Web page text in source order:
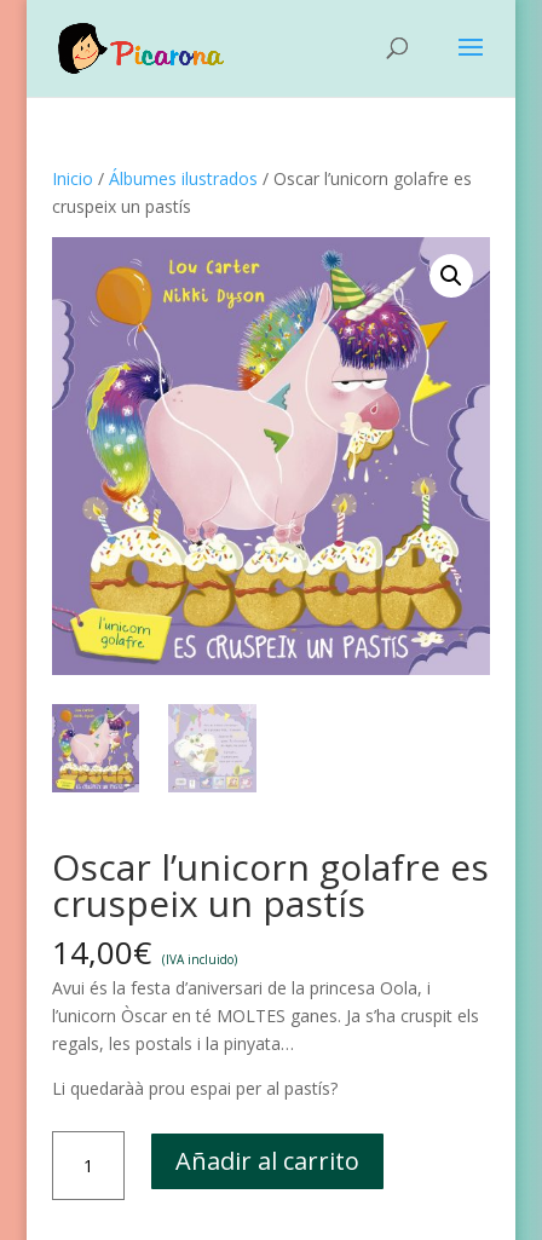
Inicio / Álbumes ilustrados / Oscar l’unicorn golafre es
cruspeix un pastís
Oscar l’unicorn golafre es
cruspeix un pastís
14,00€ (IVA incluido)
Avui és la festa d’aniversari de la princesa Oola, i
l’unicorn Òscar en té MOLTES ganes. Ja s’ha cruspit els
regals, les postals i la pinyata…
Li quedaràà prou espai per al pastís?
l'unicorn
golafre
Añadir al carrito